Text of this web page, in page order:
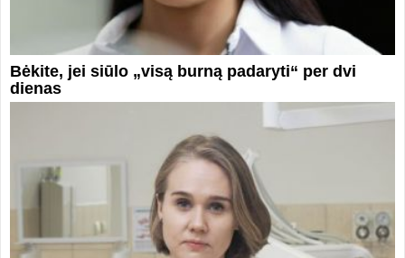
Bėkite, jei siūlo „visą burną padaryti“ per dvi
dienas